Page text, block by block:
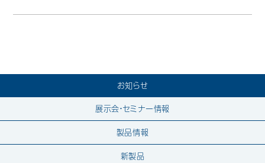
お知らせ
展示会・セミナー情報
製品情報
新製品